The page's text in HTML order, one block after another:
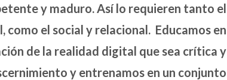
y maduro. Así lo requieren tanto el
como el social y relacional. Educamos en
de la realidad digital que sea crítica y
y entrenamos en un conjunto